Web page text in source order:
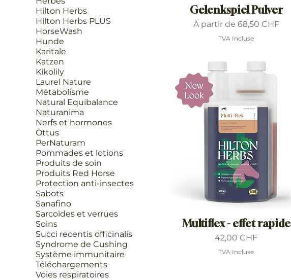
Hilton Herbs
Hilton Herbs PLUS
HorseWash
Hunde
Karitale
Katzen
Kikolily
Laurel Nature
Métabolisme
Natural Equibalance
Naturanima
Nerfs et hormones
Öttus
PerNaturam
Pommades et lotions
Produits de soin
Produits Red Horse
Protection anti-insectes
Sabots
Sanafino
Sarcoïdes et verrues
Soins
Succi recentis officinalis
Syndrome de Cushing
Système immunitaire
Téléchargements
Voies respiratoires
Gelenkspiel Pulver
À partir de 68,50 CHF
Prix promotionnel
TVA Incluse
Multiflex - effet rapide
Prix
42,00 CHF
TVA Incluse